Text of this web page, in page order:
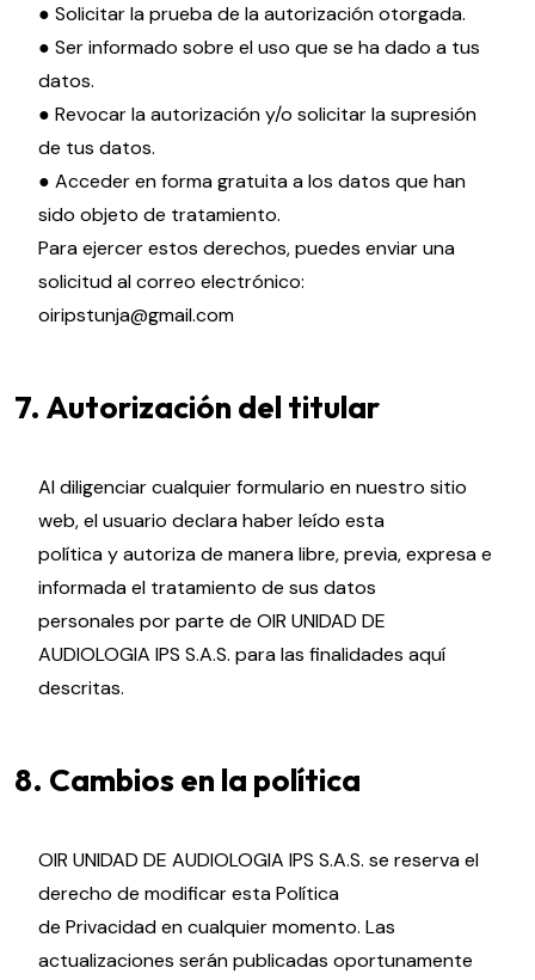
● Solicitar la prueba de la autorización otorgada.
● Ser informado sobre el uso que se ha dado a tus
datos.
● Revocar la autorización y/o solicitar la supresión
de tus datos.
● Acceder en forma gratuita a los datos que han
sido objeto de tratamiento.
Para ejercer estos derechos, puedes enviar una
solicitud al correo electrónico:
oiripstunja@gmail.com
7. Autorización del titular
Al diligenciar cualquier formulario en nuestro sitio
web, el usuario declara haber leído esta
política y autoriza de manera libre, previa, expresa e
informada el tratamiento de sus datos
personales por parte de OIR UNIDAD DE
AUDIOLOGIA IPS S.A.S. para las finalidades aquí
descritas.
8. Cambios en la política
OIR UNIDAD DE AUDIOLOGIA IPS S.A.S. se reserva el
derecho de modificar esta Política
de Privacidad en cualquier momento. Las
actualizaciones serán publicadas oportunamente